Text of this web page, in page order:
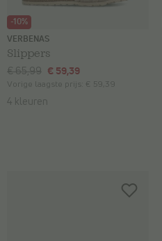
-10%
VERBENAS
Slippers
€ 65,99 € 59,39
Vorige laagste prijs: € 59,39
4 kleuren